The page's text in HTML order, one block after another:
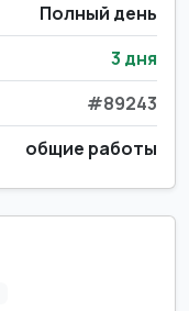
Полный день
3 дня
#89243
общие работы